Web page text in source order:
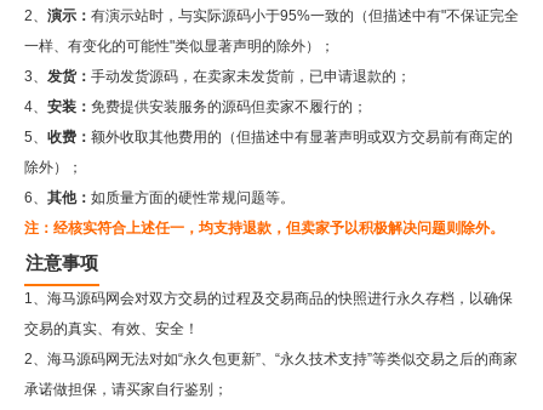
2、 演示： 有演示站时，与实际源码小于95%一致的（但描述中有"不保证完全
一样、有变化的可能性"类似显著声明的除外）；
3、 发货： 手动发货源码，在卖家未发货前，已申请退款的；
4、 安装： 免费提供安装服务的源码但卖家不履行的；
5、 收费： 额外收取其他费用的（但描述中有显著声明或双方交易前有商定的
除外）；
6、 其他： 如质量方面的硬性常规问题等。
注：经核实符合上述任一，均支持退款，但卖家予以积极解决问题则除外。
注意事项
1、海马源码网会对双方交易的过程及交易商品的快照进行永久存档，以确保
交易的真实、有效、安全！
2、 海马源码网无法对如“永久包更新”、“永久技术支持”等类似交易之后的商家
承诺做担保，请买家自行鉴别；